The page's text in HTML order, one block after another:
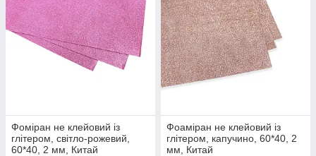
Фоміран не клейовий із
глітером, світло-рожевий,
60*40, 2 мм, Китай
Фоаміран не клейовий із
глітером, капучино, 60*40, 2
мм, Китай